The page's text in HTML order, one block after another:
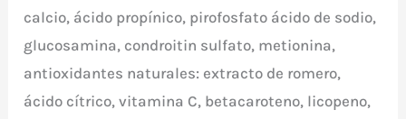
calcio, ácido propínico, pirofosfato ácido de sodio,
glucosamina, condroitin sulfato, metionina,
antioxidantes naturales: extracto de romero,
ácido cítrico, vitamina C, betacaroteno, licopeno,